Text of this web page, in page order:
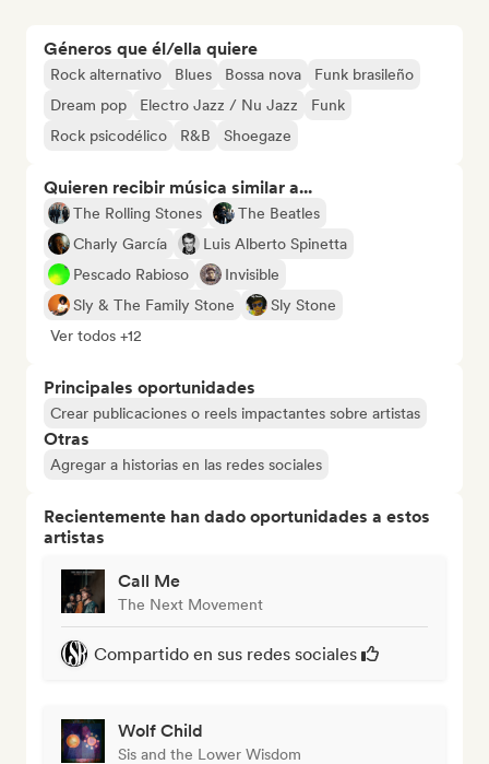
Géneros que él/ella quiere
Rock alternativo Blues Bossa nova
Funk brasileño
Dream pop
Electro Jazz / Nu Jazz
Funk
Rock psicodélico
R&B Shoegaze
Quieren recibir música similar a...
The Rolling Stones
The Beatles
Charly García
Luis Alberto Spinetta
Pescado Rabioso
Invisible
Sly & The Family Stone
Sly Stone
Ver todos +12
Principales oportunidades
Crear publicaciones o reels impactantes sobre artistas
Otras
Agregar a historias en las redes sociales
Recientemente han dado oportunidades a estos
artistas
Call Me
The Next Movement
Compartido en sus redes sociales
Wolf Child
Sis and the Lower Wisdom